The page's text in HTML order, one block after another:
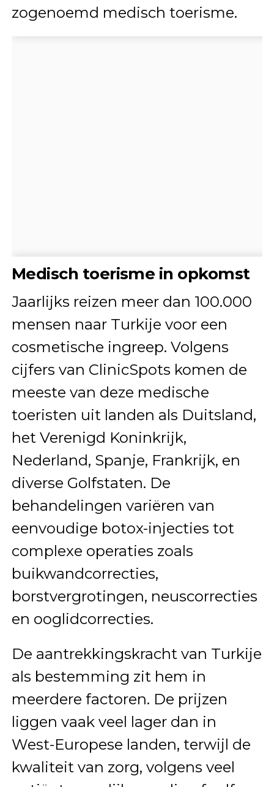
zogenoemd medisch toerisme.
Medisch toerisme in opkomst
Jaarlijks reizen meer dan 100.000
mensen naar Turkije voor een
cosmetische ingreep. Volgens
cijfers van ClinicSpots komen de
meeste van deze medische
toeristen uit landen als Duitsland,
het Verenigd Koninkrijk,
Nederland, Spanje, Frankrijk, en
diverse Golfstaten. De
behandelingen variëren van
eenvoudige botox-injecties tot
complexe operaties zoals
buikwandcorrecties,
borstvergrotingen, neuscorrecties
en ooglidcorrecties.
De aantrekkingskracht van Turkije
als bestemming zit hem in
meerdere factoren. De prijzen
liggen vaak veel lager dan in
West-Europese landen, terwijl de
kwaliteit van zorg, volgens veel